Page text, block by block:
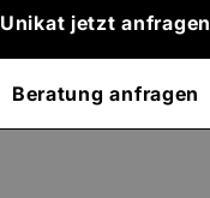
Unikat jetzt anfragen
Beratung anfragen